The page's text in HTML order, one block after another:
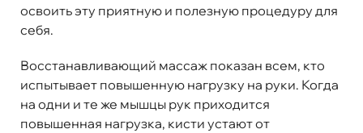
освоить эту приятную и полезную процедуру для
себя.
Восстанавливающий массаж показан всем, кто
испытывает повышенную нагрузку на руки. Когда
на одни и те же мышцы рук приходится
повышенная нагрузка, кисти устают от